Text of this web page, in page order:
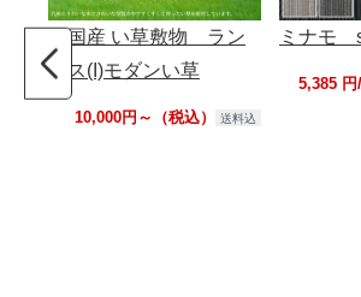
純国産 い草敷物 ラン
クス(I)モダンい草
10,000円～（税込） 送料込
ミナモ
5,385 円/